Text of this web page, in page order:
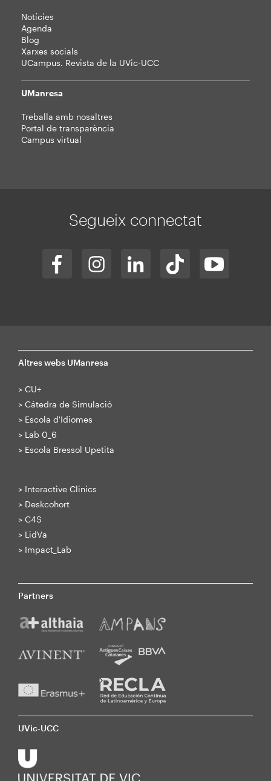
Notícies
Agenda
Blog
Xarxes socials
UCampus. Revista de la UVic-UCC
UManresa
Treballa amb nosaltres
Portal de transparència
Campus virtual
Segueix connectat
Altres webs UManresa
> CU+
> Cátedra de Simulació
> Escola d'Idiomes
> Lab 0_6
> Escola Bressol Upetita
> Interactive Clinics
> Deskcohort
> C4S
> LidVa
> Impact_Lab
Partners
UVic-UCC